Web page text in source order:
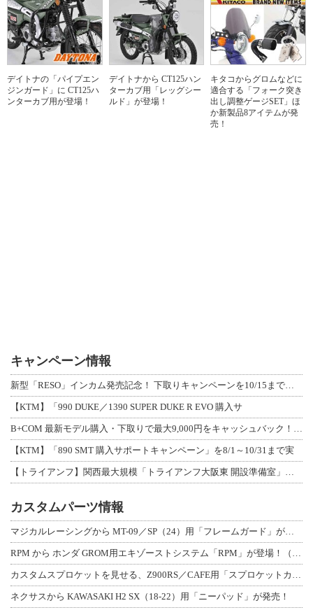
デイトナの「パイプエン
ジンガード」に CT125ハ
ンターカブ用が登場！
デイトナから CT125ハン
ターカブ用「レッグシー
ルド」が登場！
キタコからグロムなどに
適合する「フォーク突き
出し調整ゲージSET」ほ
か新製品8アイテムが発
売！
キャンペーン情報
【KTM】「990 DUKE／1390 SUPER DUKE R EVO 購入サ
【KTM】「890 SMT 購入サポートキャンペーン」を8/1～10/31まで実
カスタムパーツ情報
ネクサスから KAWASAKI H2 SX（18-22）用「ニーパッド」が発売！